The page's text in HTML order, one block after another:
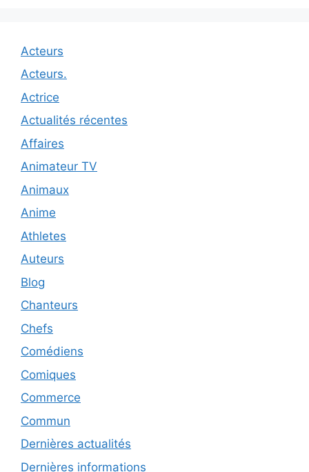
Acteurs
Acteurs.
Actrice
Actualités récentes
Affaires
Animateur TV
Animaux
Anime
Athletes
Auteurs
Blog
Chanteurs
Chefs
Comédiens
Comiques
Commerce
Commun
Dernières actualités
Dernières informations